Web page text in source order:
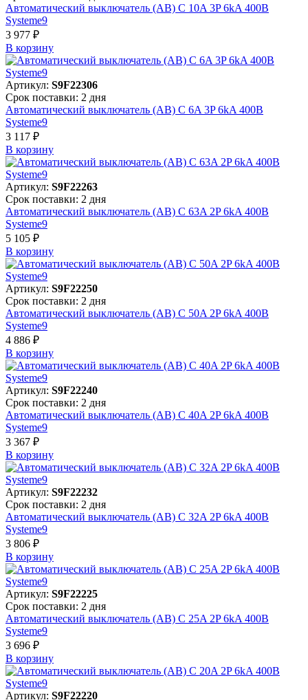
Автоматический выключатель (АВ) C 10A 3P 6kA 400В
Systeme9
3 977 ₽
В корзинy
Артикул: S9F22306
Срок поставки: 2 дня
Автоматический выключатель (АВ) C 6A 3P 6kA 400В
Systeme9
3 117 ₽
В корзинy
Артикул: S9F22263
Срок поставки: 2 дня
Автоматический выключатель (АВ) C 63A 2P 6kA 400В
Systeme9
5 105 ₽
В корзинy
Артикул: S9F22250
Срок поставки: 2 дня
Автоматический выключатель (АВ) C 50A 2P 6kA 400В
Systeme9
4 886 ₽
В корзинy
Артикул: S9F22240
Срок поставки: 2 дня
Автоматический выключатель (АВ) C 40A 2P 6kA 400В
Systeme9
3 367 ₽
В корзинy
Артикул: S9F22232
Срок поставки: 2 дня
Автоматический выключатель (АВ) C 32A 2P 6kA 400В
Systeme9
3 806 ₽
В корзинy
Артикул: S9F22225
Срок поставки: 2 дня
Автоматический выключатель (АВ) C 25A 2P 6kA 400В
Systeme9
3 696 ₽
В корзинy
Артикул: S9F22220